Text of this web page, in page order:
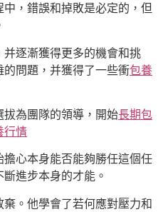
中，錯誤和掉敗是必定的，但
逐漸獲得更多的機會和挑
問題，并獲得了一些衝包養
為團隊的領導，開始長期包
行情
擔心本身能否能夠勝任這個任
進步本身的才能。
。他學會了若何應對壓力和